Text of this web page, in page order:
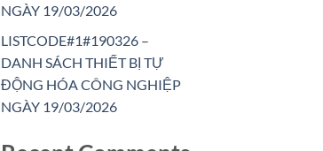
NGÀY 19/03/2026
LISTCODE#1#190326 –
DANH SÁCH THIẾT BỊ TỰ
ĐỘNG HÓA CÔNG NGHIỆP
NGÀY 19/03/2026